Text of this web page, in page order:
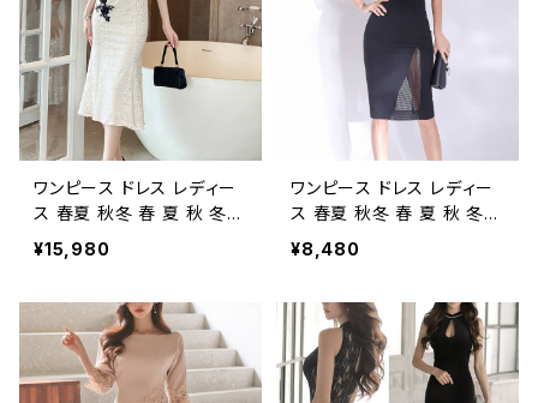
アネック ミモレ丈ワンピー
ス OL エレガント フォーマ
ル 大きいサイズ きれいめ
タイト ドレスワンピース お
呼ばれ 韓国 ファッション オ
フィスカジュアル 韓国風 キ
ャバドレス ナイトドレス ナイ
トワンピ 上品 10代 20代 3
0代 40代 C-OSS0113
ピース OL エレガント フォ
ーマル 大きいサイズ きれい
め タイト ドレスワンピース
お呼ばれ 韓国 ファッション
オフィスカジュアル 韓国風
キャバドレス ナイトドレス ナ
イトワンピ 上品 ブラック 大
人 カジュアル 10代 20代 3
0代 40代 C-OSS0112
ワンピース ドレス レディー
ス 春夏 秋冬 春 夏 秋 冬
黒 ドレスワンピース ドレス
タイトワンピース ノースリー
レス メッシュ タイトドレス
ノースリーブワンピ ワンピド
レス ミモレ丈ワンピース OL
エレガント フォーマル 大き
¥15,980
ワンピース ドレス レディー
ス 春夏 秋冬 春 夏 秋 冬
黒 ドレスワンピース ドレス
タイトワンピース ノースリー
レス メッシュ タイトドレス
ノースリーブワンピ ワンピド
レス ミモレ丈ワンピース OL
エレガント フォーマル 大き
¥8,480